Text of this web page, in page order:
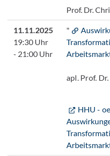
Prof. Dr.
11.11.2025
19:30 Uhr
- 21:00 Uhr
"
apl. Prof.
HHU -